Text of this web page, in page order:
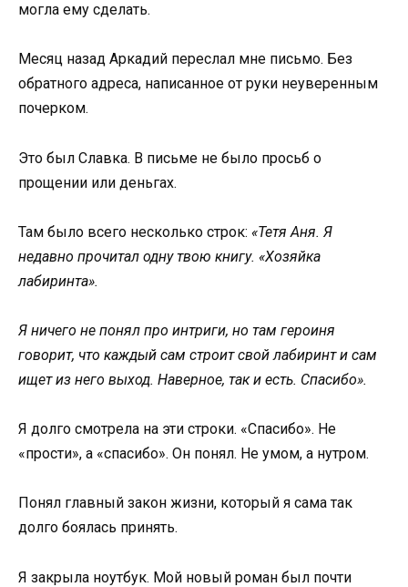
могла ему сделать.
Месяц назад Аркадий переслал мне письмо. Без
обратного адреса, написанное от руки неуверенным
почерком.
Это был Славка. В письме не было просьб о
прощении или деньгах.
Там было всего несколько строк: «Тетя Аня. Я
недавно прочитал одну твою книгу. «Хозяйка
лабиринта».
Я ничего не понял про интриги, но там героиня
говорит, что каждый сам строит свой лабиринт и сам
ищет из него выход. Наверное, так и есть. Спасибо».
Я долго смотрела на эти строки. «Спасибо». Не
«прости», а «спасибо». Он понял. Не умом, а нутром.
Понял главный закон жизни, который я сама так
долго боялась принять.
Я закрыла ноутбук. Мой новый роман был почти